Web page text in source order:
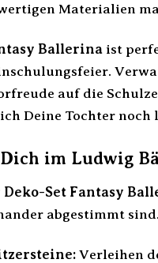
Materialien
Ballerina ist
auf die
Deine Tochter
im Ludwig
Deko-Set Fantasy
abgestimmt
Verleihen